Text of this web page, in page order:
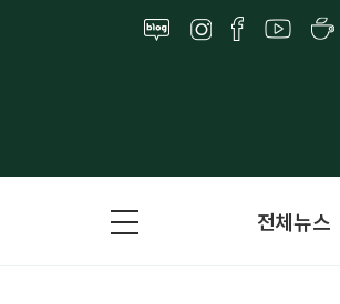
전체뉴스